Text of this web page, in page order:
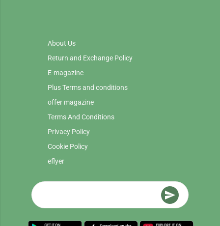
About Us
Return and Exchange Policy
E-magazine
Plus Terms and conditions
offer magazine
Terms And Conditions
Privacy Policy
Cookie Policy
eflyer
send